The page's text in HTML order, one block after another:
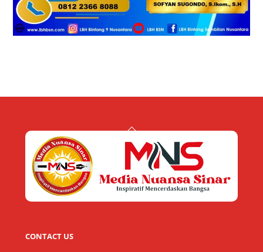
Back
Top
CONTACT US